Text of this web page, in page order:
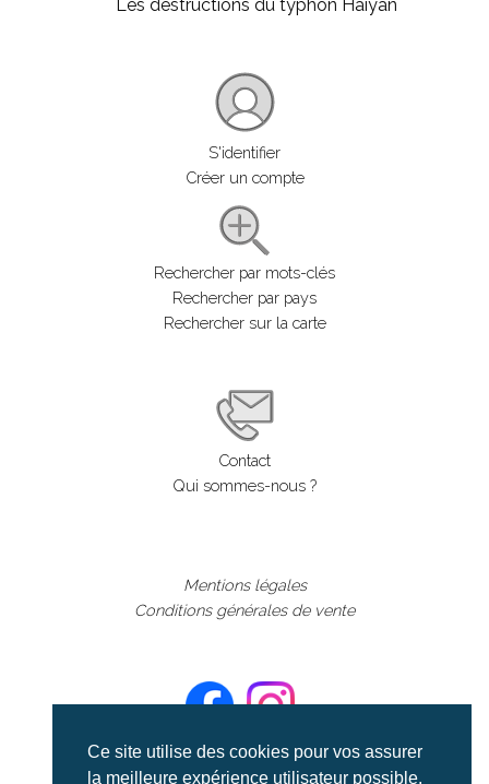
Ce site utilise des cookies pour vos assurer
la meilleure expérience utilisateur possible.
Les destructions du typhon Haiyan
S'identifier
Créer un compte
Rechercher par mots-clés
Rechercher par pays
Rechercher sur la carte
Contact
Qui sommes-nous ?
Mentions légales
Conditions générales de vente